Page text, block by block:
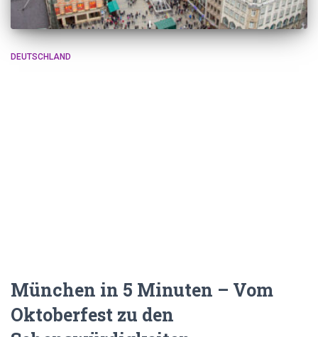
DEUTSCHLAND
München in 5 Minuten – Vom
Oktoberfest zu den